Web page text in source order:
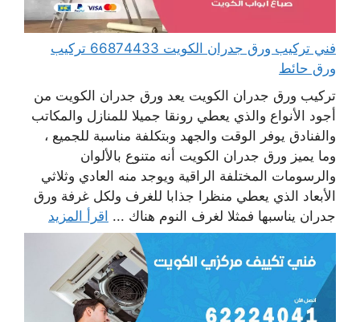
فني تركيب ورق جدران الكويت 66874433 تركيب
ورق حائط
تركيب ورق جدران الكويت يعد ورق جدران الكويت من
أجود الأنواع والذي يعطي رونقا جميلا للمنازل والمكاتب
والفنادق يوفر الوقت والجهد وبتكلفة مناسبة للجميع ،
وما يميز ورق جدران الكويت أنه متنوع بالألوان
والرسومات المختلفة الراقية ويوجد منه العادي وثلاثي
الأبعاد الذي يعطي منظرا جذابا للغرف ولكل غرفة ورق
جدران يناسبها فمثلا لغرف النوم هناك ... اقرأ المزيد